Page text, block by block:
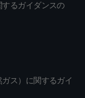
るガイダンスの
ス）に関するガイ